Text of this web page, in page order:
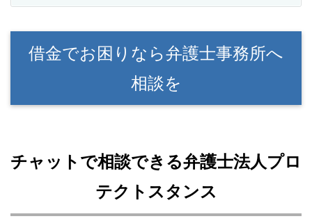
借金でお困りなら弁護士事務所へ
相談を
チャットで相談できる弁護士法人プロ
テクトスタンス